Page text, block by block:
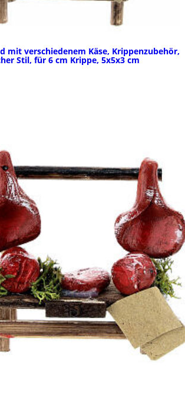
mit verschiedenem Käse, Krippenzubehör,
Stil, für 6 cm Krippe, 5x5x3 cm